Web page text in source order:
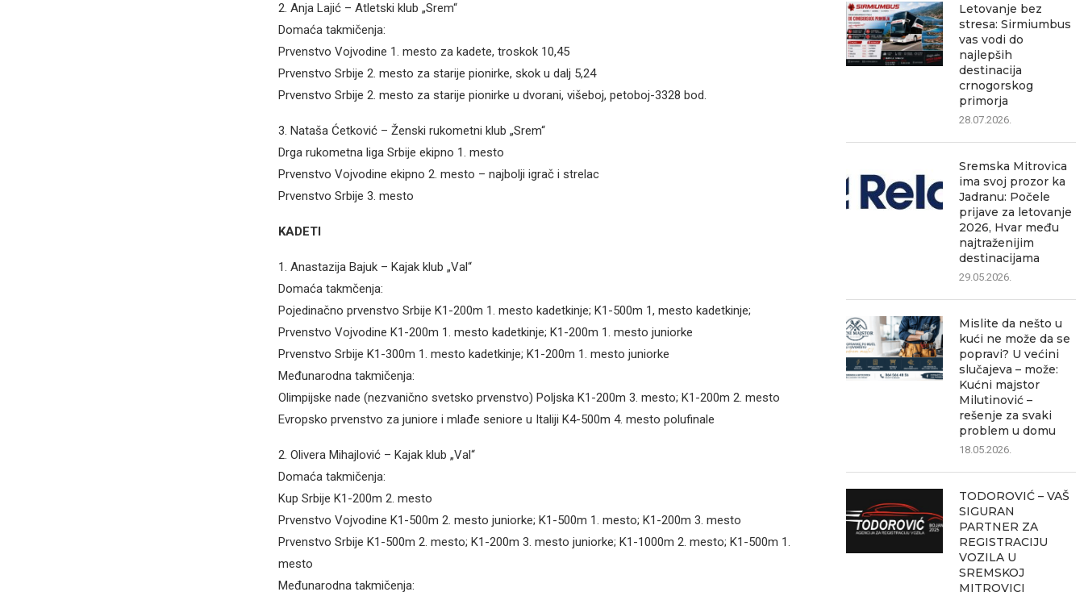
2. Anja Lajić – Atletski klub „Srem“
Domaća takmičenja:
Prvenstvo Vojvodine 1. mesto za kadete, troskok 10,45
Prvenstvo Srbije 2. mesto za starije pionirke, skok u dalj 5,24
Prvenstvo Srbije 2. mesto za starije pionirke u dvorani, višeboj, petoboj-3328 bod.
3. Nataša Ćetković – Ženski rukometni klub „Srem“
Drga rukometna liga Srbije ekipno 1. mesto
Prvenstvo Vojvodine ekipno 2. mesto – najbolji igrač i strelac
Prvenstvo Srbije 3. mesto
KADETI
1. Anastazija Bajuk – Kajak klub „Val“
Domaća takmčenja:
Pojedinačno prvenstvo Srbije K1-200m 1. mesto kadetkinje; K1-500m 1, mesto kadetkinje;
Prvenstvo Vojvodine K1-200m 1. mesto kadetkinje; K1-200m 1. mesto juniorke
Prvenstvo Srbije K1-300m 1. mesto kadetkinje; K1-200m 1. mesto juniorke
Međunarodna takmičenja:
Olimpijske nade (nezvanično svetsko prvenstvo) Poljska K1-200m 3. mesto; K1-200m 2. mesto
Evropsko prvenstvo za juniore i mlađe seniore u Italiji K4-500m 4. mesto polufinale
2. Olivera Mihajlović – Kajak klub „Val“
Domaća takmičenja:
Kup Srbije K1-200m 2. mesto
Prvenstvo Vojvodine K1-500m 2. mesto juniorke; K1-500m 1. mesto; K1-200m 3. mesto
Prvenstvo Srbije K1-500m 2. mesto; K1-200m 3. mesto juniorke; K1-1000m 2. mesto; K1-500m 1.
mesto
Međunarodna takmičenja:
Letovanje bez
stresa: Sirmiumbus
vas vodi do
najlepših
destinacija
crnogorskog
primorja
28.07.2026.
Sremska Mitrovica
ima svoj prozor ka
Jadranu: Počele
prijave za letovanje
2026, Hvar među
najtraženijim
destinacijama
29.05.2026.
Mislite da nešto u
kući ne može da se
popravi? U većini
slučajeva – može:
Kućni majstor
Milutinović –
rešenje za svaki
problem u domu
18.05.2026.
TODOROVIĆ – VAŠ
SIGURAN
PARTNER ZA
REGISTRACIJU
VOZILA U
SREMSKOJ
MITROVICI